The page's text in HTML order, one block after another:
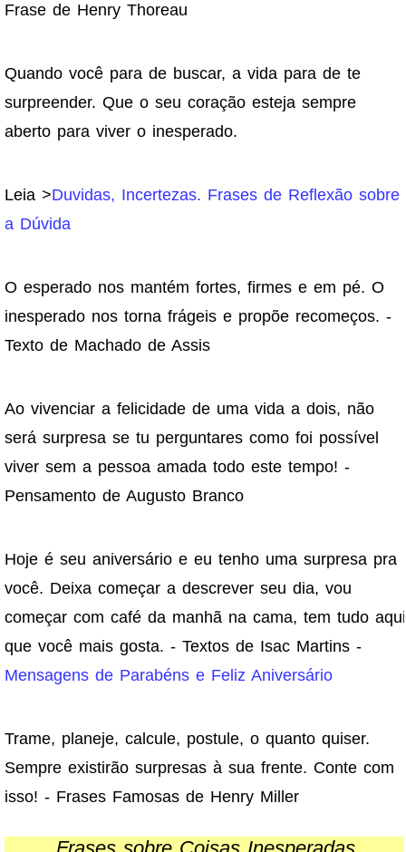
Frase de Henry Thoreau
Quando você para de buscar, a vida para de te
surpreender. Que o seu coração esteja sempre
aberto para viver o inesperado.
Leia >Duvidas, Incertezas. Frases de Reflexão sobre
a Dúvida
O esperado nos mantém fortes, firmes e em pé. O
inesperado nos torna frágeis e propõe recomeços. -
Texto de Machado de Assis
Ao vivenciar a felicidade de uma vida a dois, não
será surpresa se tu perguntares como foi possível
viver sem a pessoa amada todo este tempo! -
Pensamento de Augusto Branco
Hoje é seu aniversário e eu tenho uma surpresa pra
você. Deixa começar a descrever seu dia, vou
começar com café da manhã na cama, tem tudo aqui
que você mais gosta. - Textos de Isac Martins -
Mensagens de Parabéns e Feliz Aniversário
Trame, planeje, calcule, postule, o quanto quiser.
Sempre existirão surpresas à sua frente. Conte com
isso! - Frases Famosas de Henry Miller